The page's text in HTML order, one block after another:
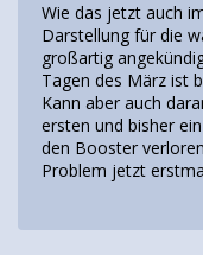
Wie das jetzt auch
Darstellung für die
großartig
Tagen des März ist
Kann aber auch
ersten und bisher
den Booster
Problem jetzt